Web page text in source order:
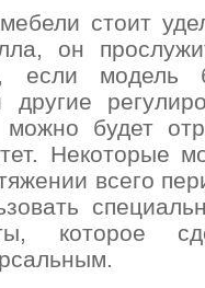
стоит
он
если модель
другие
будет
Некоторые
всего
которое